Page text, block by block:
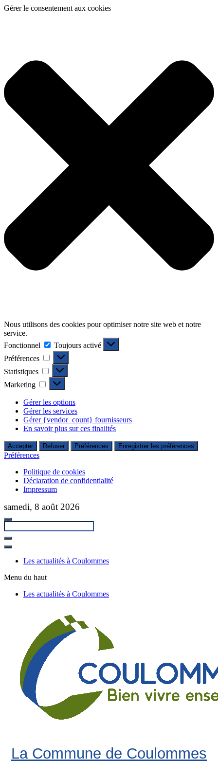
Gérer le consentement aux cookies
Nous utilisons des cookies pour optimiser notre site web et notre
service.
Fonctionnel
Fonctionnel
Toujours activé
Préférences
Préférences
Statistiques Statistiques
Marketing Marketing
Gérer les options
Gérer les services
Gérer {vendor_count} fournisseurs
En savoir plus sur ces finalités
Accepter Refuser Préférences Enregistrer les préférences
Préférences
Politique de cookies
Déclaration de confidentialité
Impressum
Passer
contenu
principal
samedi, 8 août 2026
Fermer
rechercheLes actualités à Coulommes
Menu du haut
Les actualités à Coulommes
La Commune de Coulommes